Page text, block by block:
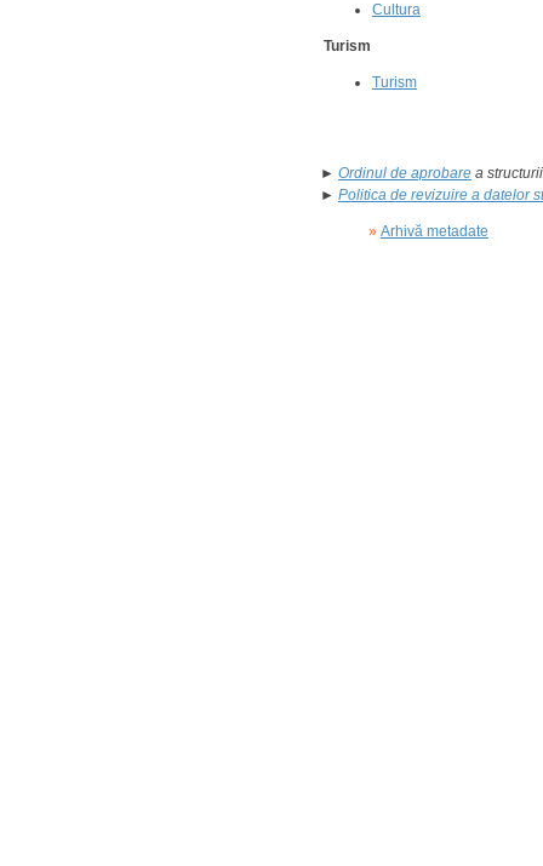
Cultura
Turism
Turism
► Ordinul de aprobare a
► Politica de revizuire a datelor
» Arhivă metadate